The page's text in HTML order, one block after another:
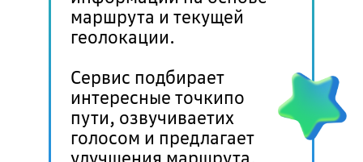
маршрута и текущей
геолокации​.
Сервис подбирает
интересные точкипо
пути, озвучиваетих
голосом и предлагает
улучшения маршрута.